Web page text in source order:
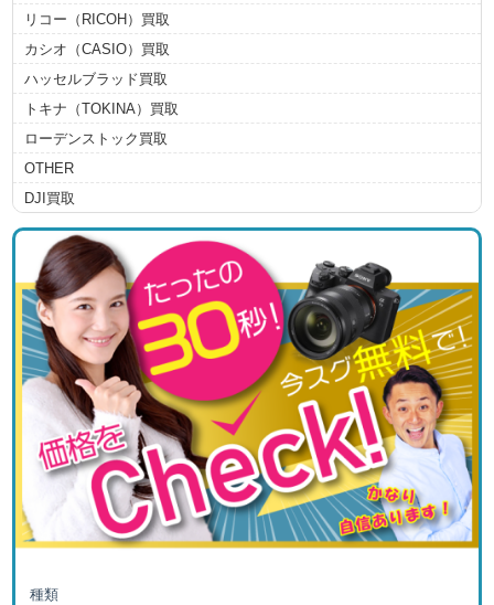
リコー（RICOH）買取
カシオ（CASIO）買取
ハッセルブラッド買取
トキナ（TOKINA）買取
ローデンストック買取
OTHER
DJI買取
種類